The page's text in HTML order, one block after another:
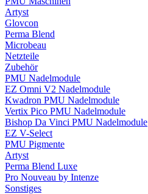
Artyst
Glovcon
Perma Blend
Microbeau
Netzteile
Zubehör
PMU Nadelmodule
EZ Omni V2 Nadelmodule
Kwadron PMU Nadelmodule
Vertix Pico PMU Nadelmodule
Bishop Da Vinci PMU Nadelmodule
EZ V-Select
PMU Pigmente
Artyst
Perma Blend Luxe
Pro Nouveau by Intenze
Sonstiges